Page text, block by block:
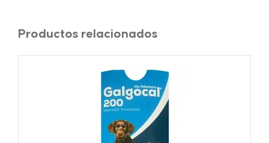
Productos relacionados